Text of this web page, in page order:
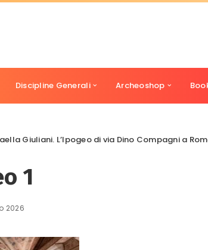
Discipline Generali Archeoshop
L’Ipogeo di via Dino Compagni a Roma. Un
1
2026